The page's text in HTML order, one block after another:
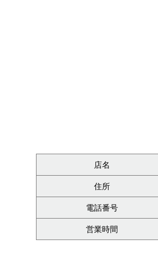
店名
住所
電話番号
営業時間